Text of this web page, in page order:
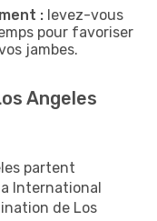
: levez-vous
pour favoriser
jambes.
Angeles
partent
International
de Los